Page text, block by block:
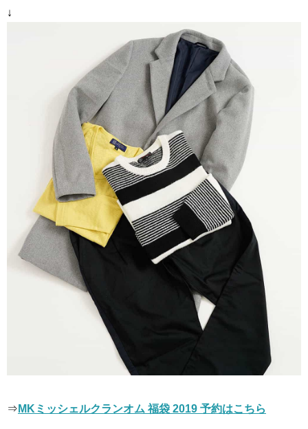
↓
⇒ MKミッシェルクランオム 福袋 2019 予約はこちら